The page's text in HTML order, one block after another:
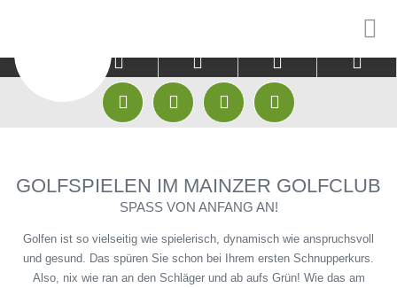

MITARBEITER
GOLFAKADEMIE
JUGEND
GREENFEE KOOPERATIONEN
HOTEL KOOPERATIONEN
TRACKMAN RANGE
TRACKMAN
TRACKMAN
   
GOLFSPIELEN IM MAINZER GOLFCLUB
SPASS VON ANFANG AN!
Golfen ist so vielseitig wie spielerisch, dynamisch wie anspruchsvoll
und gesund. Das spüren Sie schon bei Ihrem ersten Schnupperkurs.
Also, nix wie ran an den Schläger und ab aufs Grün! Wie das am
   